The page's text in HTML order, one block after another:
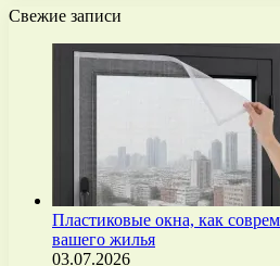
Свежие записи
Пластиковые окна, как
вашего жилья
03.07.2026